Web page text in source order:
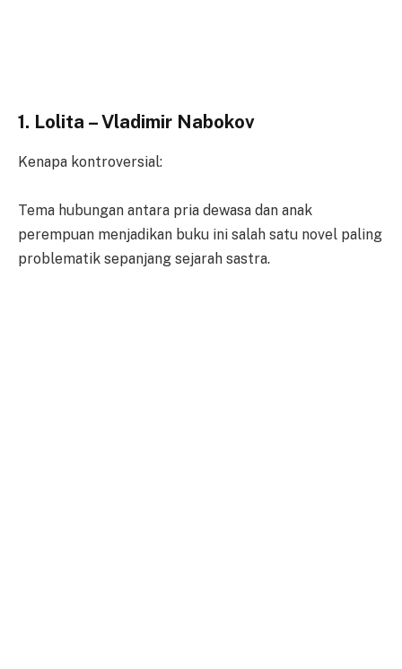
1. Lolita – Vladimir Nabokov
Kenapa kontroversial:
Tema hubungan antara pria dewasa dan anak
perempuan menjadikan buku ini salah satu novel paling
problematik sepanjang sejarah sastra.